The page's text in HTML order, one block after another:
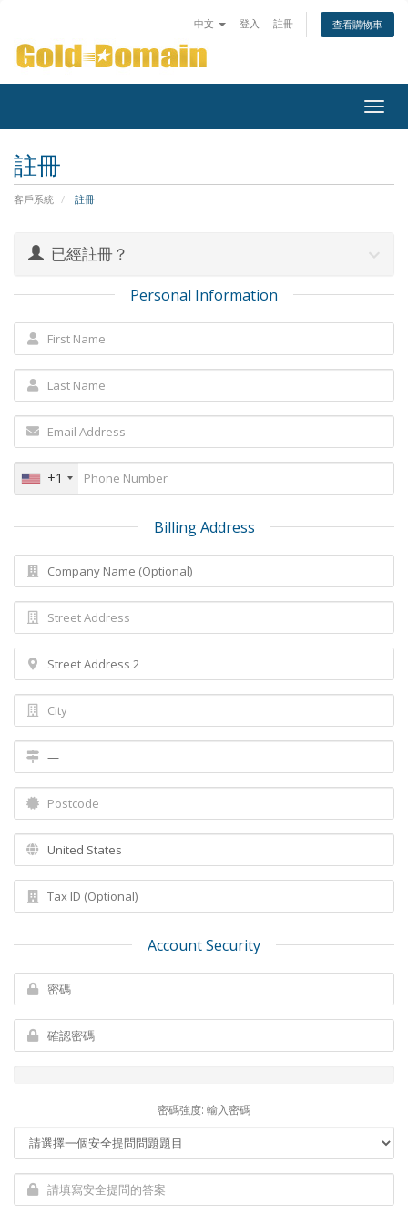
中文 登入 註冊 查看購物車
註冊
客戶系統 註冊
已經註冊？
Personal Information
+1
Billing Address
Account Security
密碼強度: 輸入密碼